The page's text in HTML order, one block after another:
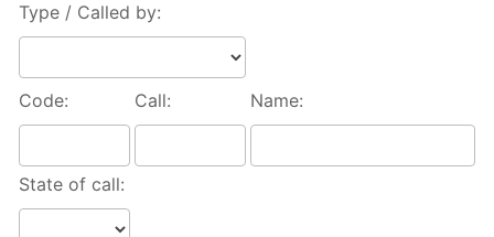
Type / Called by:
Code: Call: Name:
State of call: